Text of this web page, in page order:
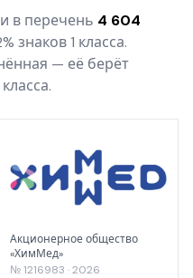
в перечень 4 604
знаков 1 класса.
— её берёт
Акционерное общество
«ХимМед»
№ 1216983 · 2026